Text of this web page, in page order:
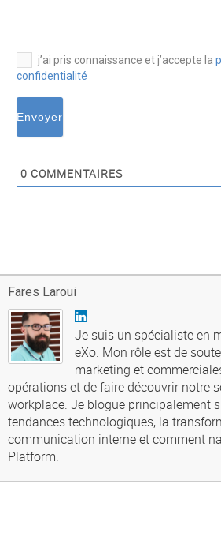
j’ai pris connaissance et j’accepte la
confidentialité
0 COMMENTAIRES
Fares Laroui
Je suis un spécialiste en
eXo. Mon rôle est de
marketing et
opérations et de faire découvrir notre
workplace. Je blogue principalement
tendances technologiques, la
communication interne et comment
Platform.